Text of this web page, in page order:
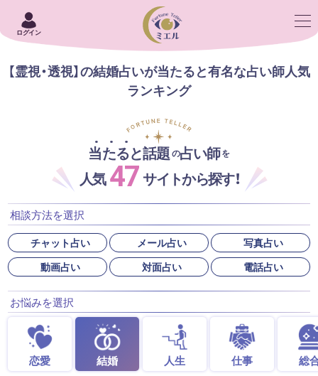
ログイン
【霊視・透視】の結婚占いが当たると有名な占い師人気
ランキング
当たると話題の占い師を
人気47サイトから探す！
相談方法を選択
チャット占い メール占い
写真占い
動画占い
対面占い 電話占い
お悩みを選択
恋愛 結婚 人生 仕事 総